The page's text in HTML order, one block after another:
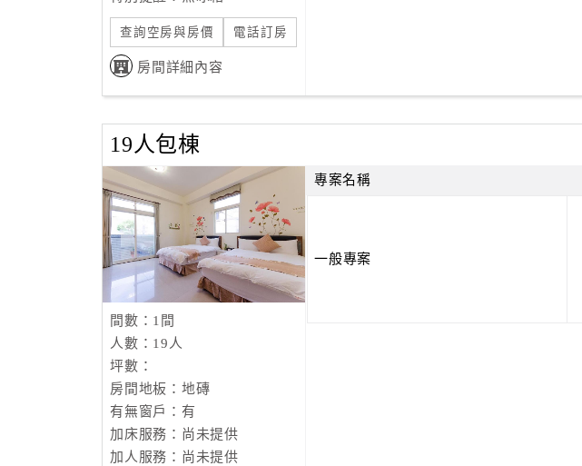
查詢空房與房價 電話訂房
房間詳細內容
19人包棟
間數：1間
人數：19人
坪數：
房間地板：地磚
有無窗戶：有
加床服務：尚未提供
加人服務：尚未提供
專案名稱
一般專案